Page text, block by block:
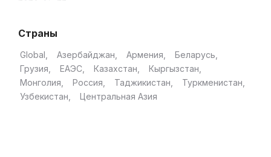
Страны
Global Азербайджан Армения
Беларусь
Грузия
ЕАЭС Казахстан
Кыргызстан
Монголия
Россия Таджикистан
Туркменистан
Узбекистан
Центральная Азия